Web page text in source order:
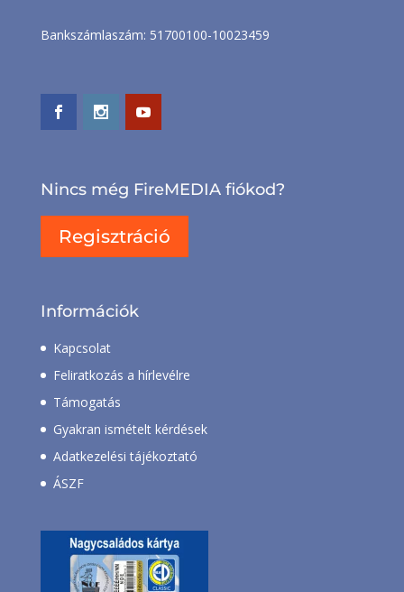
Bankszámlaszám: 51700100-10023459
Nincs még FireMEDIA fiókod?
Regisztráció
Információk
Kapcsolat
Feliratkozás a hírlevélre
Támogatás
Gyakran ismételt kérdések
Adatkezelési tájékoztató
ÁSZF